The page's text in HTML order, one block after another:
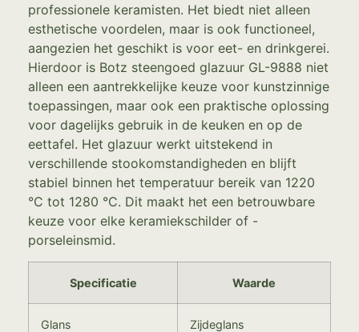
professionele keramisten. Het biedt niet alleen
esthetische voordelen, maar is ook functioneel,
aangezien het geschikt is voor eet- en drinkgerei.
Hierdoor is Botz steengoed glazuur GL-9888 niet
alleen een aantrekkelijke keuze voor kunstzinnige
toepassingen, maar ook een praktische oplossing
voor dagelijks gebruik in de keuken en op de
eettafel. Het glazuur werkt uitstekend in
verschillende stookomstandigheden en blijft
stabiel binnen het temperatuur bereik van 1220
°C tot 1280 °C. Dit maakt het een betrouwbare
keuze voor elke keramiekschilder of -
porseleinsmid.
Specificatie Waarde
Glans Zijdeglans